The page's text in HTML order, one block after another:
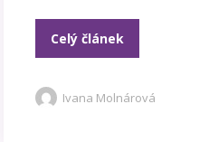
Celý článek
Ivana Molnárová